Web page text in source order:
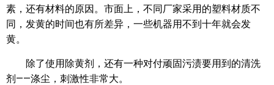
素，还有材料的原因。市面上，不同厂家采用的塑料材质不
同，发黄的时间也有所差异，一些机器用不到十年就会发
黄。
除了使用除黄剂，还有一种对付顽固污渍要用到的清洗
剂——涤尘，刺激性非常大。